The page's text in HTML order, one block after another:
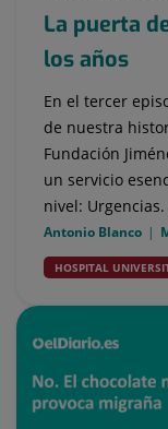
La puerta
los años
En el tercer
de nuestra
Fundación
un servicio
nivel: Urgencias.
Antonio Blanco
HOSPITAL